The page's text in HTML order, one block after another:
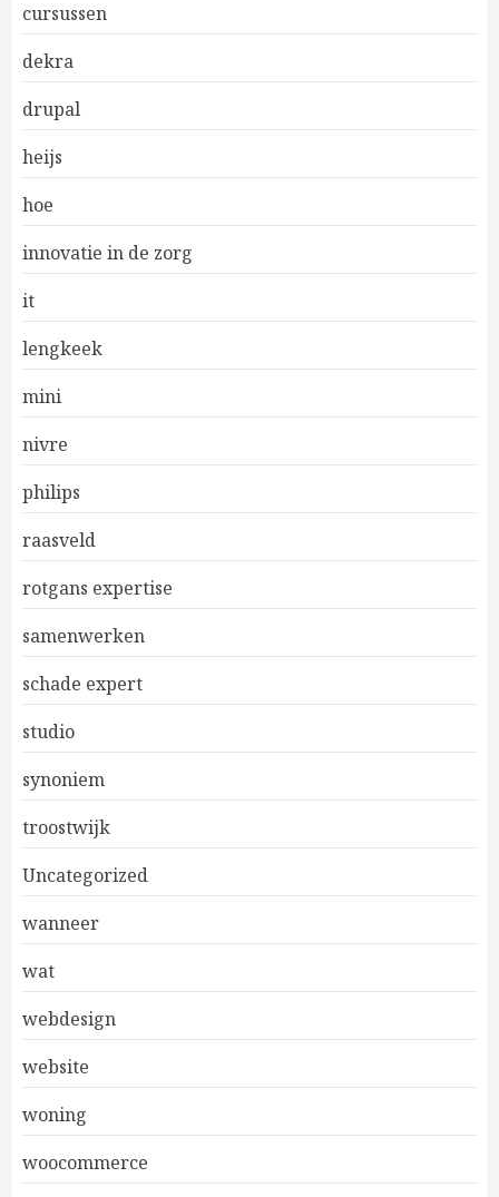
cursussen
dekra
drupal
heijs
hoe
innovatie in de zorg
it
lengkeek
mini
nivre
philips
raasveld
rotgans expertise
samenwerken
schade expert
studio
synoniem
troostwijk
Uncategorized
wanneer
wat
webdesign
website
woning
woocommerce